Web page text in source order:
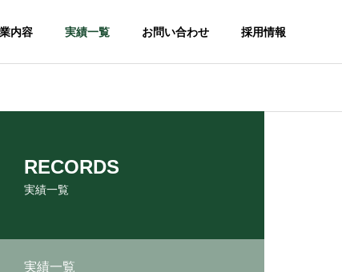
内容 実績一覧 お問い合わせ 採用情報
RECORDS
実績一覧
実績一覧